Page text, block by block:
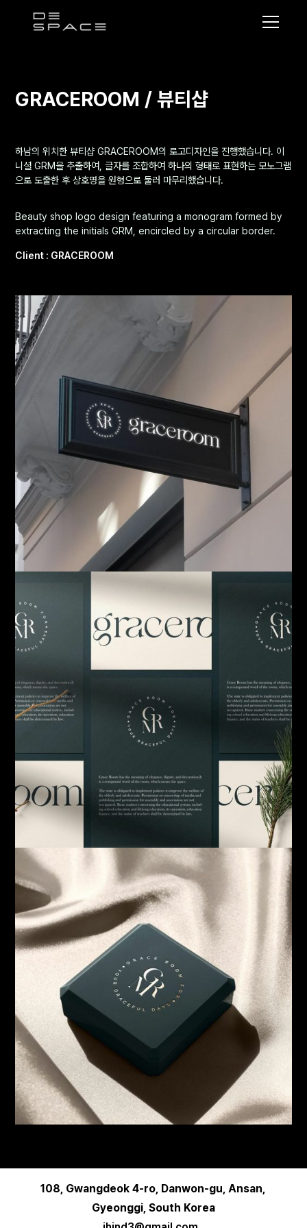
이GRACEROOM / 뷰티샵
하남의 위치한 뷰티샵 GRACEROOM의 로고디자인을 진행했습니다. 이
니셜 GRM을 추출하여, 글자를 조합하여 하나의 형태로 표현하는 모노그램
으로 도출한 후 상호명을 원형으로 둘러 마무리했습니다.
Beauty shop logo design featuring a monogram formed by
extracting the initials GRM, encircled by a circular border.
Client : GRACEROOM
108, Gwangdeok 4-ro, Danwon-gu, Ansan,
Gyeonggi, South Korea